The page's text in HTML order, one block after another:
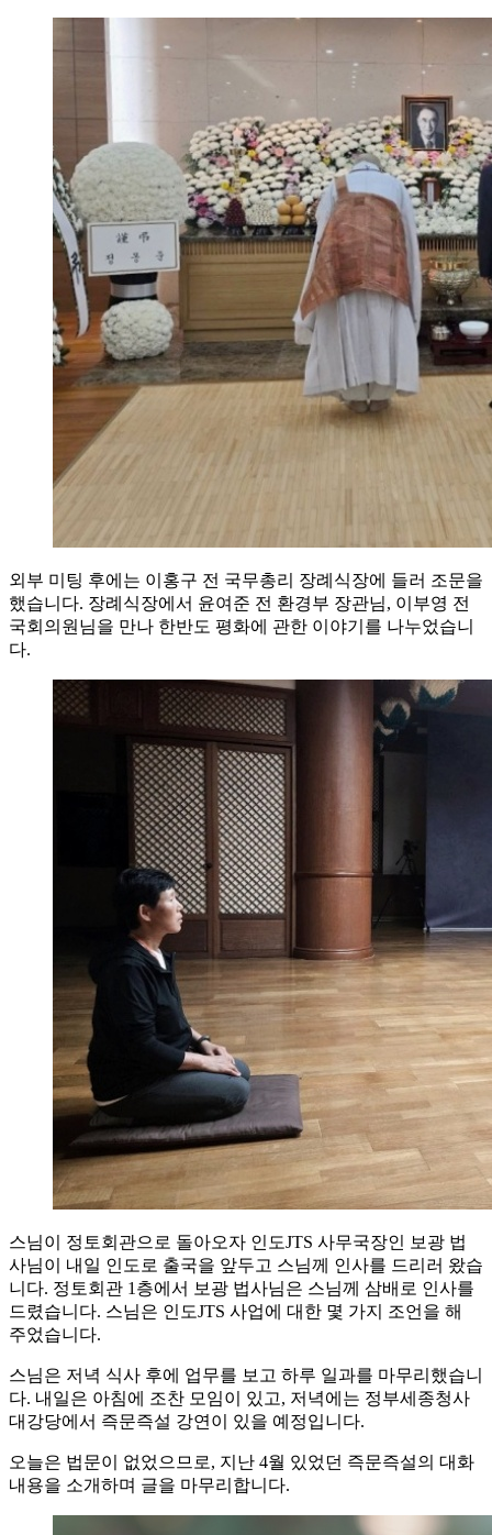
외부 미팅 후에는 이홍구 전 국무총리 장례식장에 들러 조문을
했습니다. 장례식장에서 윤여준 전 환경부 장관님, 이부영 전
국회의원님을 만나 한반도 평화에 관한 이야기를 나누었습니
다.
스님이 정토회관으로 돌아오자 인도JTS 사무국장인 보광 법
사님이 내일 인도로 출국을 앞두고 스님께 인사를 드리러 왔습
니다. 정토회관 1층에서 보광 법사님은 스님께 삼배로 인사를
드렸습니다. 스님은 인도JTS 사업에 대한 몇 가지 조언을 해
주었습니다.
스님은 저녁 식사 후에 업무를 보고 하루 일과를 마무리했습니
다. 내일은 아침에 조찬 모임이 있고, 저녁에는 정부세종청사
대강당에서 즉문즉설 강연이 있을 예정입니다.
오늘은 법문이 없었으므로, 지난 4월 있었던 즉문즉설의 대화
내용을 소개하며 글을 마무리합니다.